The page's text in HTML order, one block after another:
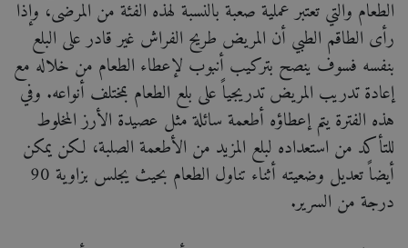
الطعام والتي تعتبر عملية صعبة بالنسبة لهذه الفئة من المرضى، وإذا
رأى الطاقم الطبي أن المريض طريح الفراش غير قادر على البلع
بنفسه فسوف ينصح بتركيب أنبوب لإعطاء الطعام من خلاله مع
إعادة تدريب المريض تدريجياً على بلع الطعام بمختلف أنواعه. وفي
هذه الفترة يتم إعطاؤه أطعمة سائلة مثل عصيدة الأرز المخلوط
للتأكد من استعداده لبلع المزيد من الأطعمة الصلبة، لكن يمكن
أيضاً تعديل وضعيته أثناء تناول الطعام بحيث يجلس بزاوية 90
درجة من السرير.